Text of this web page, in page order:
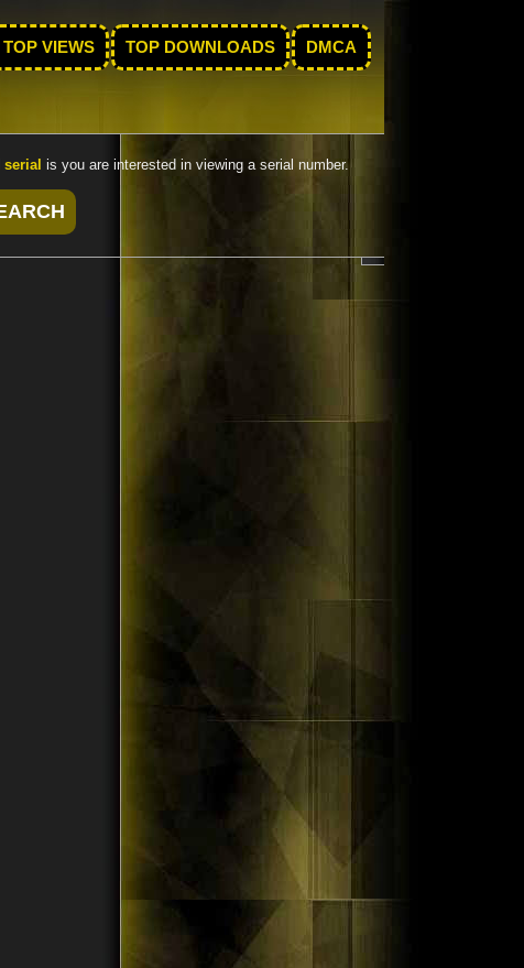
TOP VIEWS TOP DOWNLOADS DMCA
serial is you are interested in viewing a serial number.